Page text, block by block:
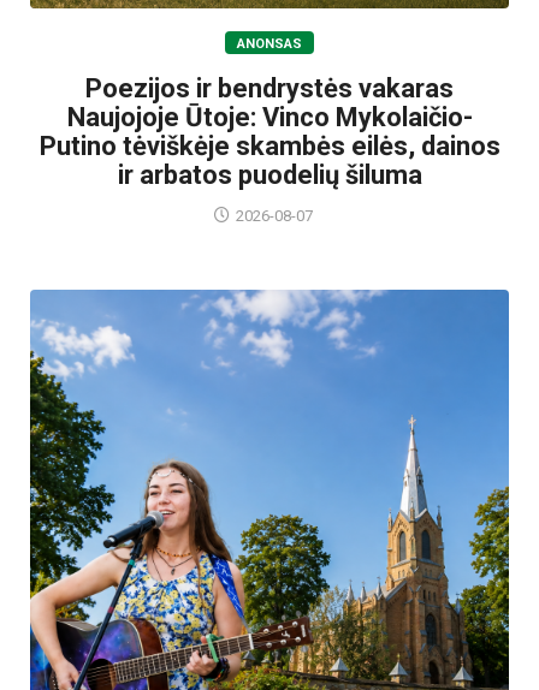
ANONSAS
Poezijos ir bendrystės vakaras
Naujojoje Ūtoje: Vinco Mykolaičio-
Putino tėviškėje skambės eilės, dainos
ir arbatos puodelių šiluma
2026-08-07